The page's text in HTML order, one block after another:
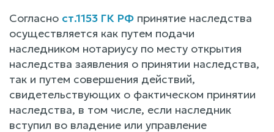
Согласно ст.1153 ГК РФ принятие наследства
осуществляется как путем подачи
наследником нотариусу по месту открытия
наследства заявления о принятии наследства,
так и путем совершения действий,
свидетельствующих о фактическом принятии
наследства, в том числе, если наследник
вступил во владение или управление